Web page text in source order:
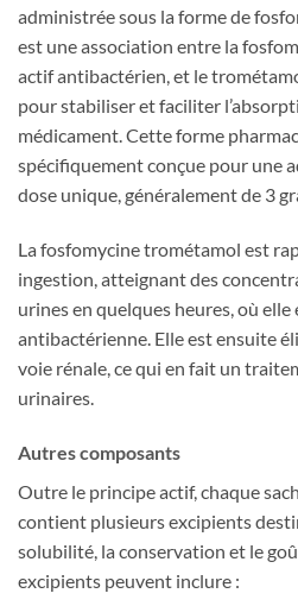
administrée sous la forme de
est une association entre la
actif antibactérien, et le
pour stabiliser et faciliter
médicament. Cette forme
spécifiquement conçue pour une
dose unique, généralement de 3
La fosfomycine trométamol est
ingestion, atteignant des
urines en quelques heures, où elle
antibactérienne. Elle est ensuite
voie rénale, ce qui en fait un
urinaires.
Autres composants
Outre le principe actif, chaque
contient plusieurs excipients
solubilité, la conservation et le
excipients peuvent inclure :